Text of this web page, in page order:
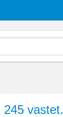
245 vastet.